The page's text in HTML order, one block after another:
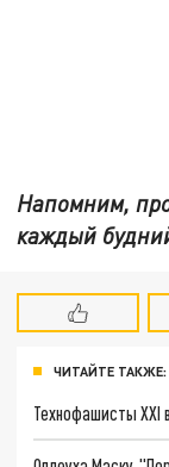
Напомним,
каждый
ЧИТАЙТЕ ТАКЖЕ:
Технофашисты XXI